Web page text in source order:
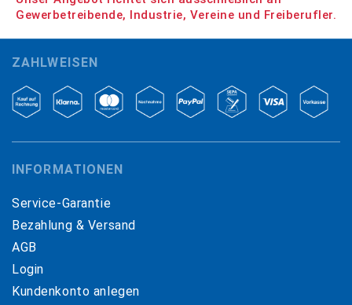
Gewerbetreibende, Industrie, Vereine und Freiberufler.
ZAHLWEISEN
INFORMATIONEN
Service-Garantie
Bezahlung & Versand
AGB
Login
Kundenkonto anlegen